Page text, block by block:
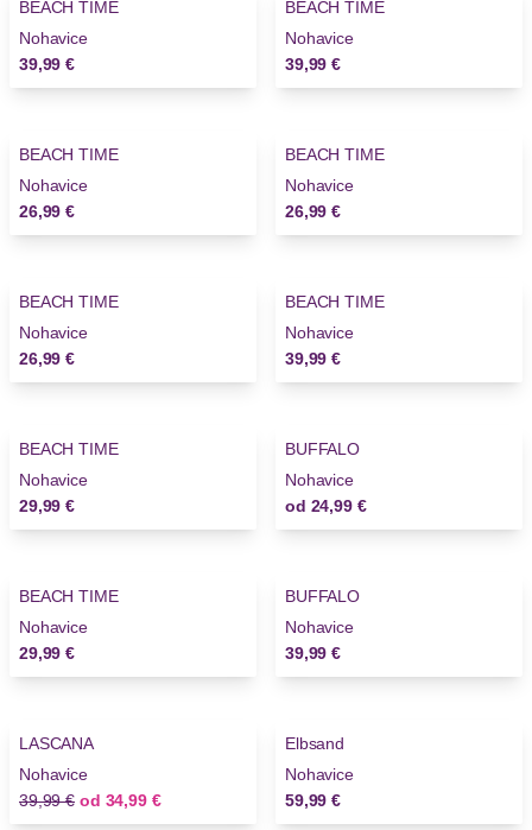
Novinky
BEACH TIME
Nohavice
39,99 €
Novinky
BEACH TIME
Nohavice
39,99 €
Novinky
BEACH TIME
Nohavice
26,99 €
BEACH TIME
Nohavice
26,99 €
Novinky
BEACH TIME
Nohavice
26,99 €
Novinky
BEACH TIME
Nohavice
39,99 €
BEACH TIME
Nohavice
29,99 €
BUFFALO
Nohavice
od 24,99 €
BEACH TIME
Nohavice
29,99 €
BUFFALO
Nohavice
39,99 €
LASCANA
Nohavice
Stará cena
39,99 € odNová cena
34,99 €
Elbsand
Nohavice
59,99 €